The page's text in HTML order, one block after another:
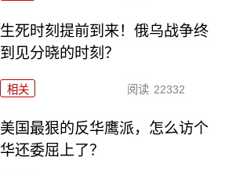
生死时刻提前到来！俄乌战争终
到见分晓的时刻？
相关 阅读 22332
美国最狠的反华鹰派，怎么访个
华还委屈上了？